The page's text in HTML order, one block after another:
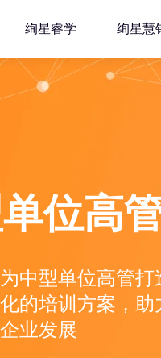
绚星睿学 绚星慧
位高
中型单位高管
的培训方案，
业发展